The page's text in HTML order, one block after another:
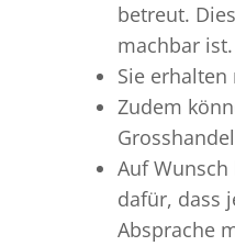
betreut.
machbar ist.
Sie
Zudem
Auf
dafür, dass
Absprache